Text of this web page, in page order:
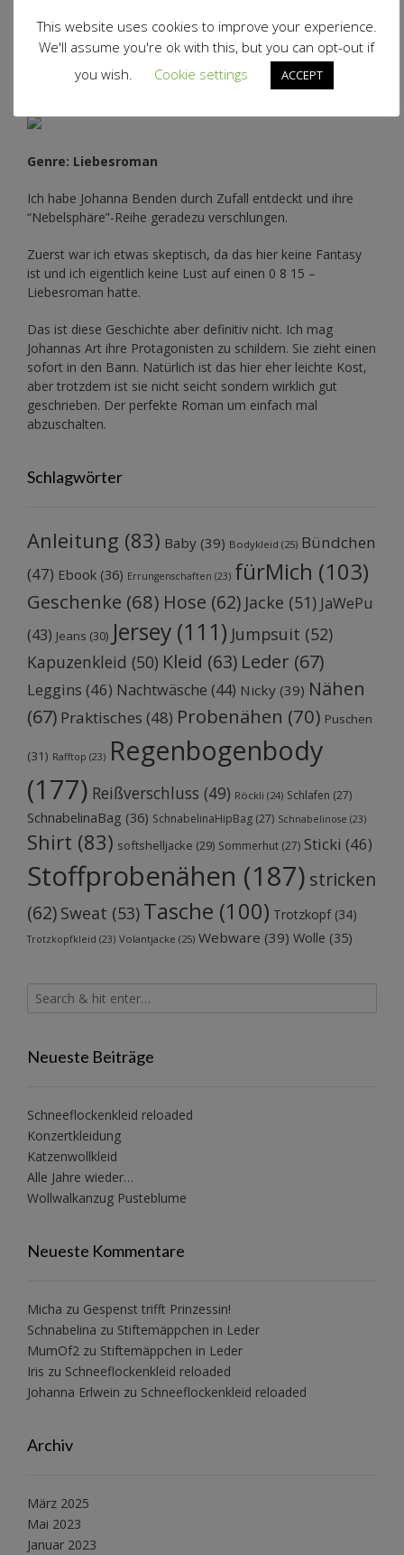
Auf meinem Ebookreader…
Genre: Liebesroman
Ich habe Johanna Benden durch Zufall entdeckt und ihre
“Nebelsphäre”-Reihe geradezu verschlungen.
Zuerst war ich etwas skeptisch, da das hier keine Fantasy
ist und ich eigentlich keine Lust auf einen 0 8 15 –
Liebesroman hatte.
Das ist diese Geschichte aber definitiv nicht. Ich mag
Johannas Art ihre Protagonisten zu schildern. Sie zieht einen
sofort in den Bann. Natürlich ist das hier eher leichte Kost,
aber trotzdem ist sie nicht seicht sondern wirklich gut
geschrieben. Der perfekte Roman um einfach mal
abzuschalten.
Schlagwörter
Anleitung (83) Baby (39) Bodykleid (25) Bündchen
(47) Ebook (36) Errungenschaften (23) fürMich (103)
Geschenke (68) Hose (62) Jacke (51) JaWePu
(43) Jeans (30) Jersey (111) Jumpsuit (52)
Kapuzenkleid (50) Kleid (63) Leder (67)
Leggins (46) Nachtwäsche (44) Nicky (39) Nähen
(67) Praktisches (48) Probenähen (70) Puschen
(31) Rafftop (23) Regenbogenbody
(177) Reißverschluss (49) Röckli (24) Schlafen (27)
SchnabelinaBag (36) SchnabelinaHipBag (27) Schnabelinose (23)
Shirt (83) softshelljacke (29) Sommerhut (27) Sticki (46)
Stoffprobenähen (187) stricken
(62) Sweat (53) Tasche (100) Trotzkopf(34)
Trotzkopfkleid (23) Volantjacke (25) Webware (39) Wolle (35)
Neueste Beiträge
Schneeflockenkleid reloaded
Konzertkleidung
Katzenwollkleid
Alle Jahre wieder…
Wollwalkanzug Pusteblume
Neueste Kommentare
Micha zu Gespenst trifft Prinzessin!
Schnabelina zu Stiftemäppchen in Leder
MumOf2 zu Stiftemäppchen in Leder
Iris zu Schneeflockenkleid reloaded
Johanna Erlwein zu Schneeflockenkleid reloaded
Archiv
März 2025
Mai 2023
Januar 2023
This website uses cookies to improve your experience.
We'll assume you're ok with this, but you can opt-out if
you wish.
Cookie settings ACCEPT